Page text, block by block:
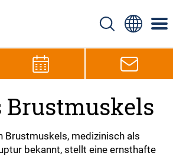
Brustmuskels
Brustmuskels, medizinisch als
bekannt, stellt eine ernsthafte